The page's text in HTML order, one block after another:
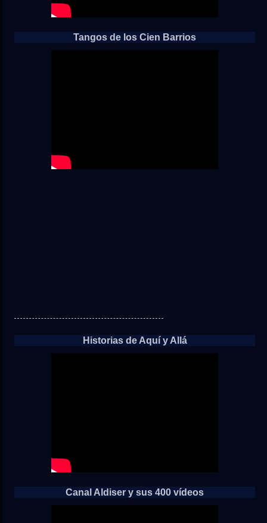
Tangos de los Cien Barrios
Historias de Aquí y Allá
Canal Aldiser y sus 400 vídeos